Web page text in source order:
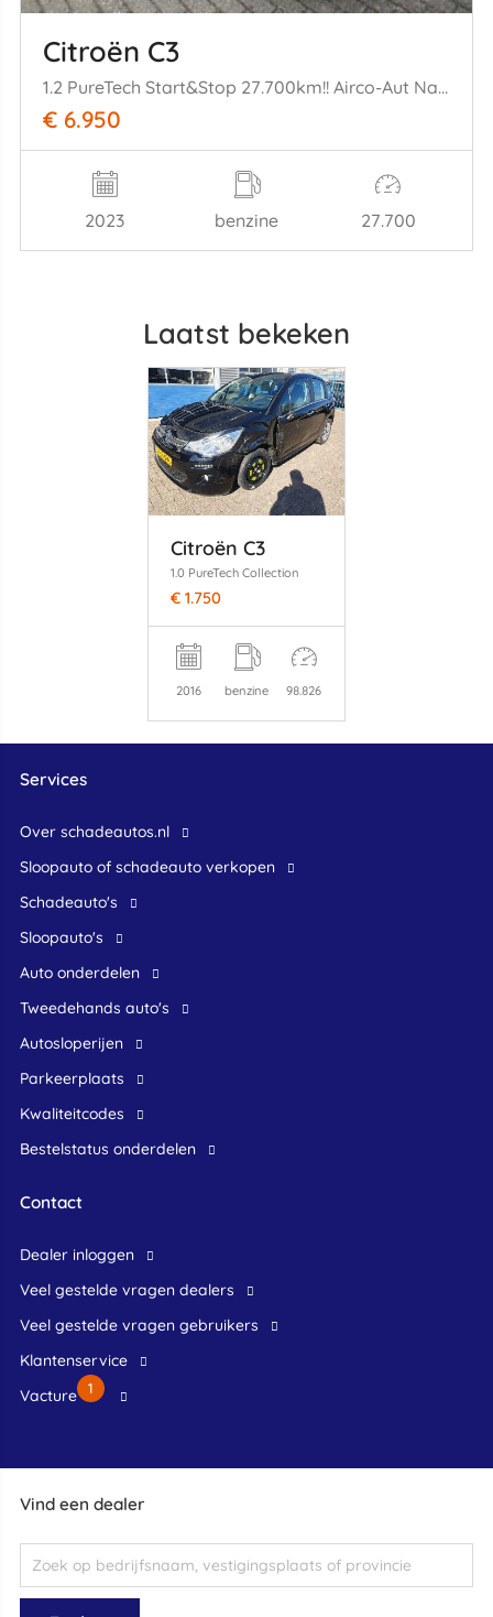
Citroën C3
1.2 PureTech Start&Stop 27.700km!! Airco-Aut Navi HalfLeer Keyless-Start Parktronic CruiseControl
€ 6.950
2023 benzine 27.700
Laatst bekeken
Citroën C3
1.0 PureTech Collection
€ 1.750
2016 benzine 98.826
Vind een dealer
Services
Over schadeautos.nl
Sloopauto of schadeauto verkopen
Schadeauto's
Sloopauto's
Auto onderdelen
Tweedehands auto's
Autosloperijen
Parkeerplaats
Kwaliteitcodes
Bestelstatus onderdelen
Contact
dealer inloggen
veel gestelde vragen dealers
veel gestelde vragen gebruikers
klantenservice
Vacture
1